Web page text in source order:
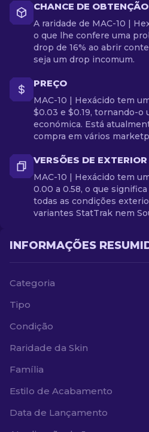
CHANCE DE OBTENÇÃO
A raridade de MAC-10 |
o que lhe confere uma
drop de 16% ao abrir
seja um drop incomum.
PREÇO
MAC-10 | Hexácido tem
$0.03 e $0.19, tornando-o
económica. Está
compra em vários
VERSÕES DE EXTERIOR
MAC-10 | Hexácido tem
0.00 a 0.58, o que
todas as condições
variantes StatTrak nem
INFORMAÇÕES
Categoria
Tipo
Condição
Raridade da Skin
Família
Estilo de Acabamento
Data de Lançamento